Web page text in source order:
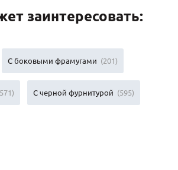
заинтересовать:
С боковыми фрамугами (201)
С черной фурнитурой (595)